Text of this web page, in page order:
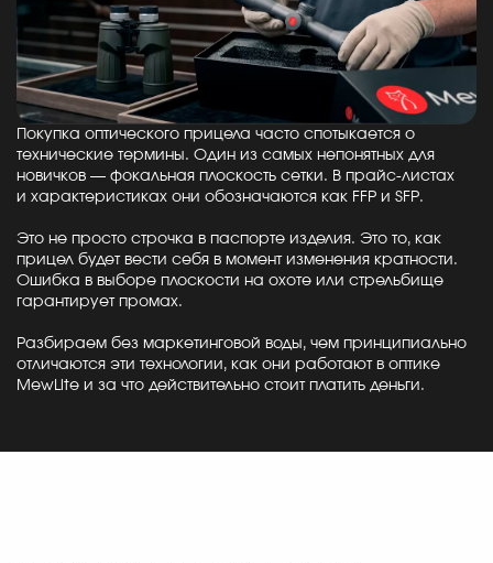
Покупка оптического прицела часто спотыкается о
технические термины. Один из самых непонятных для
новичков — фокальная плоскость сетки. В прайс-листах
и характеристиках они обозначаются как FFP и SFP.
Это не просто строчка в паспорте изделия. Это то, как
прицел будет вести себя в момент изменения кратности.
Ошибка в выборе плоскости на охоте или стрельбище
гарантирует промах.
Разбираем без маркетинговой воды, чем принципиально
отличаются эти технологии, как они работают в оптике
MewLite и за что действительно стоит платить деньги.